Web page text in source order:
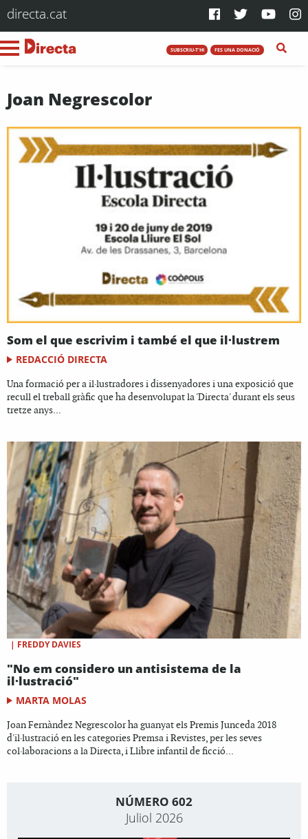
directa.cat
SUBSCRIU-T'HI FES UNA DONACIÓ
Joan Negrescolor
Som el que escrivim i també el que il·lustrem
REDACCIÓ DIRECTA
Una formació per a il·lustradores i dissenyadores i una exposició que
recull el treball gràfic que ha desenvolupat la 'Directa' durant els seus
tretze anys...
| FREDDY DAVIES
"No em considero un antisistema de la
il·lustració"
MARTA MOLAS
Joan Fernàndez Negrescolor ha guanyat els Premis Junceda 2018
d'il·lustració en les categories Premsa i Revistes, per les seves
col·laboracions a la Directa, i Llibre infantil de ficció...
NÚMERO 602
Juliol 2026